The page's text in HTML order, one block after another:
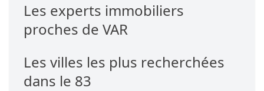
Les experts immobiliers
proches de VAR
Les villes les plus recherchées
dans le 83